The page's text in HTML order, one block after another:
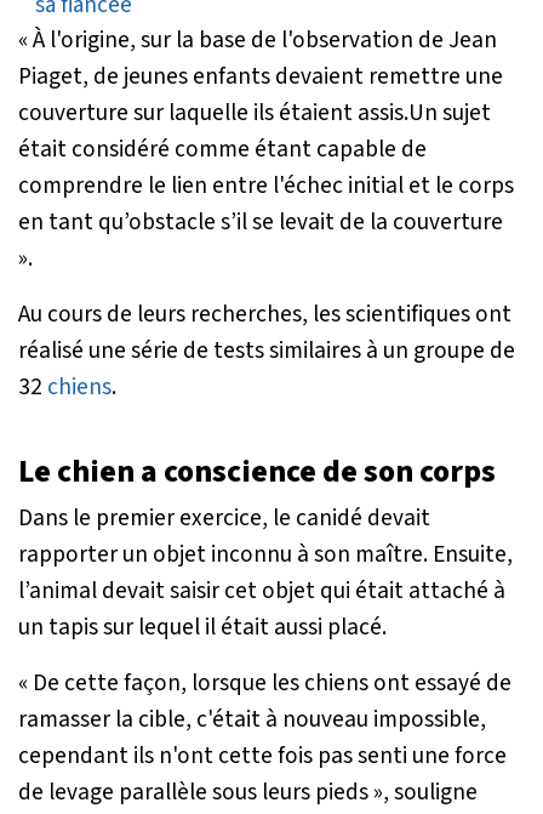
« Àl'origine, sur la base de l'observation de Jean
Piaget, de jeunes enfants devaient remettre une
couverture sur laquelle ilsétaient assis.Un sujet
était considéré comme étant capable de
comprendre le lien entre l'échec initial et le corps
en tant qu’obstacle s’il se levait de la couverture
».
Au cours de leurs recherches, les scientifiques ont
réalisé une série de tests similaires à un groupe de
32 chiens.
Le chien a conscience de son corps
Dans le premier exercice, le canidé devait
rapporter un objet inconnu à son maître. Ensuite,
l’animal devait saisir cet objet qui était attaché à
un tapis sur lequel il était aussi placé.
« De cette façon, lorsque les chiens ont essayé de
ramasser la cible, c'étaità nouveau impossible,
cependant ils n'ont cette fois pas senti une force
de levage parallèle sous leurs pieds», souligne